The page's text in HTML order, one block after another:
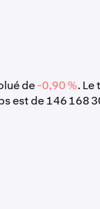
de-0,90 %. Le
est de 146 168